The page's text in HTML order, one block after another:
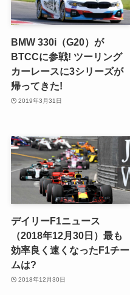
BMW 330i（G20）が
BTCCに参戦! ツーリング
カーレースに3シリーズが
帰ってきた!
2019年3月31日
デイリーF1ニュース
（2018年12月30日）最も
効率良く速くなったF1チー
ムは?
2018年12月30日